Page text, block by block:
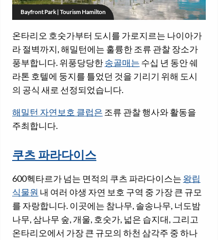
Bayfront Park | Tourism Hamilton
온타리오 호숫가부터 도시를 가로지르는 나이아가
라 절벽까지, 해밀턴에는 훌륭한 조류 관찰 장소가
풍부합니다. 위풍당당한송골매는 수십 년 동안 쉐
라톤 호텔에 둥지를 틀었던 것을 기리기 위해 도시
의 공식 새로 선정되었습니다.
해밀턴 자연보호 클럽은 조류 관찰 행사와 활동을
주최합니다.
쿠츠 파라다이스
600헥타르가 넘는 면적의 쿠츠 파라다이스는 왕립
식물원 내 여러 야생 자연 보호 구역 중 가장 큰 규모
를 자랑합니다. 이곳에는 참나무, 솔송나무, 너도밤
나무, 삼나무 숲, 개울, 호숫가, 넓은 습지대, 그리고
온타리오에서 가장 큰 규모의 하천 삼각주 중 하나